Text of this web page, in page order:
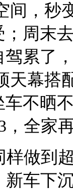
间，秒
周末
累了
天幕搭
不晒
，全家
样做到
车下